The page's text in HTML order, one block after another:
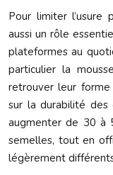
Pour limiter l’usure
aussi un rôle
plateformes au
particulier la
retrouver leur forme
sur la durabilité des
augmenter de 30 à
semelles, tout en
légèrement différents